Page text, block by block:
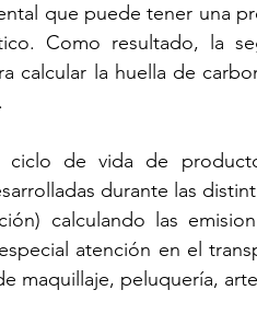
que puede tener una
Como resultado, la
calcular la huella de
ciclo de vida de
durante las
calculando las
atención en el
maquillaje, peluquería,